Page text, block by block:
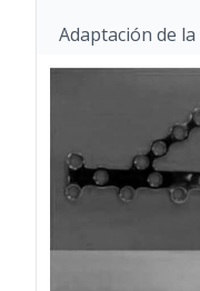
Adaptación de